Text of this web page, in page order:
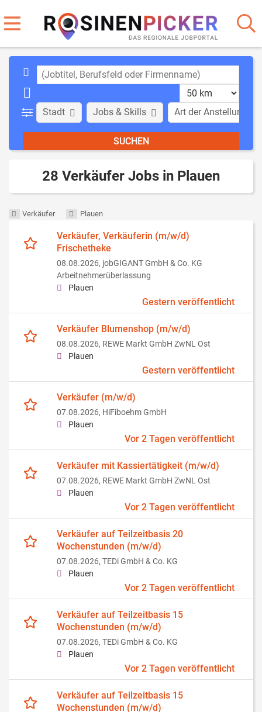
Stadt Art der Anstellung
Jobs & Skills
28 Verkäufer Jobs in Plauen
Verkäufer Plauen
Verkäufer, Verkäuferin (m/w/d)
Frischetheke
08.08.2026, jobGIGANT GmbH & Co. KG
Arbeitnehmerüberlassung
Plauen
Gestern veröffentlicht
Verkäufer Blumenshop (m/w/d)
08.08.2026, REWE Markt GmbH ZwNL Ost
Plauen
Gestern veröffentlicht
Verkäufer (m/w/d)
07.08.2026, HiFiboehm GmbH
Plauen
Vor 2 Tagen veröffentlicht
Verkäufer mit Kassiertätigkeit (m/w/d)
07.08.2026, REWE Markt GmbH ZwNL Ost
Plauen
Vor 2 Tagen veröffentlicht
Verkäufer auf Teilzeitbasis 20
Wochenstunden (m/w/d)
07.08.2026, TEDi GmbH & Co. KG
Plauen
Vor 2 Tagen veröffentlicht
Verkäufer auf Teilzeitbasis 15
Wochenstunden (m/w/d)
07.08.2026, TEDi GmbH & Co. KG
Plauen
Vor 2 Tagen veröffentlicht
Verkäufer auf Teilzeitbasis 15
Wochenstunden (m/w/d)